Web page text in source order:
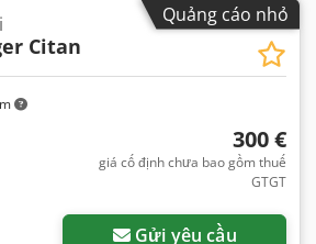
Quảng cáo nhỏ
Citan
300 €
giá cố định chưa bao gồm thuế
GTGT
Gửi yêu cầu